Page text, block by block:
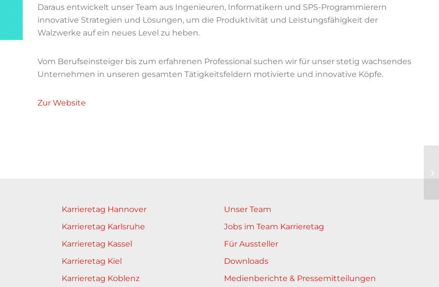
Daraus entwickelt unser Team aus Ingenieuren, Informatikern und SPS-Programmierern
innovative Strategien und Lösungen, um die Produktivität und Leistungsfähigkeit der
Walzwerke auf ein neues Level zu heben.
Vom Berufseinsteiger bis zum erfahrenen Professional suchen wir für unser stetig wachsendes
Unternehmen in unseren gesamten Tätigkeitsfeldern motivierte und innovative Köpfe.
Zur Website
Karrieretag Hannover
Karrieretag Karlsruhe
Karrieretag Kassel
Karrieretag Kiel
Karrieretag Koblenz
Unser Team
Jobs im Team Karrieretag
Für Aussteller
Downloads
Medienberichte & Pressemitteilungen